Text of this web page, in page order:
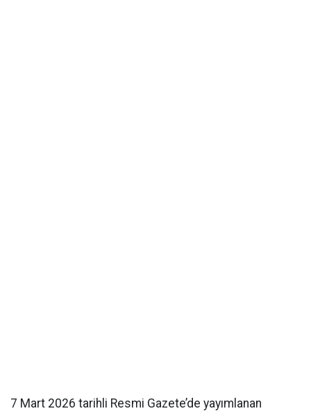
7 Mart 2026 tarihli Resmi Gazete’de yayımlanan